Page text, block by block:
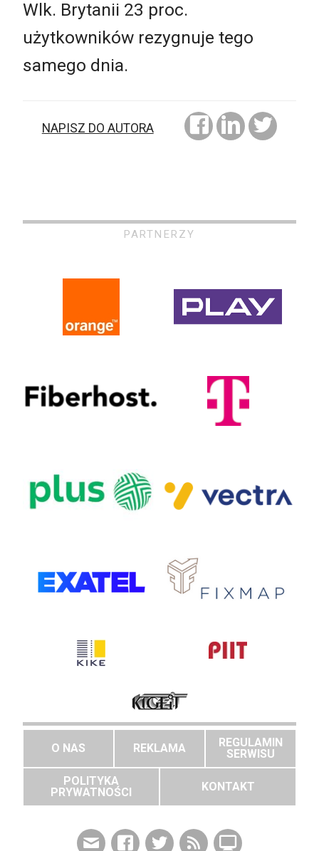
Wlk. Brytanii 23 proc.
użytkowników rezygnuje tego
samego dnia.
NAPISZ DO AUTORA
PARTNERZY
O NAS REKLAMA
REGULAMIN
SERWISU
POLITYKA
PRYWATNOŚCI
KONTAKT